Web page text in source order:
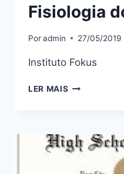
Fisiologia
Poradmin 27/05/2019
Instituto Fokus
LER MAIS FISIOLOGIA